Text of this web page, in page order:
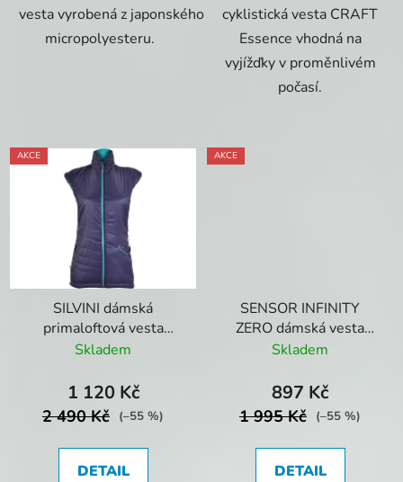
vesta vyrobená z japonského
micropolyesteru.
cyklistická vesta CRAFT
Essence vhodná na
vyjížďky v proměnlivém
počasí.
AKCE
SILVINI dámská
primaloftová vesta
Conca navy-turquoise
Skladem
1 120 Kč
2 490 Kč (–55 %)
DETAIL
AKCE
SENSOR INFINITY
ZERO dámská vesta
černá / modrá
Skladem
897 Kč
1 995 Kč (–55 %)
DETAIL